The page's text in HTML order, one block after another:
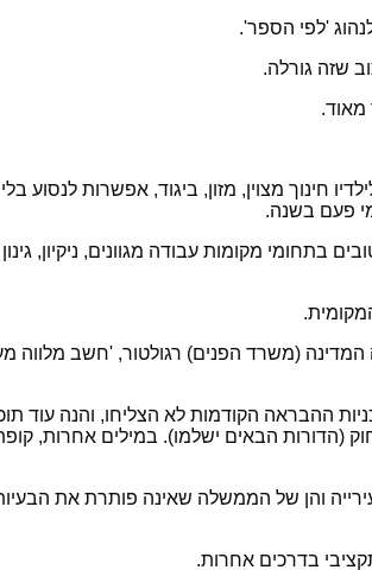
'לפי הספר'.
שזה גורלה.
מאוד.
חינוך מצוין, מזון, ביגוד, אפשרות לנסוע
פעם בשנה.
מקומות עבודה מגוונים, ניקיון,
(משרד הפנים) רגולטור, 'חשב
ההבראה הקודמות לא הצליחו, והנה עוד
(הדורות הבאים ישלמו). במילים אחרות,
והן של הממשלה שאינה פותרת את
בדרכים אחרות.